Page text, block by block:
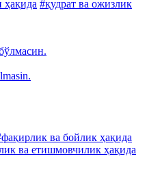
ҳақида #қудрат ва ожизлик
ва бойлик ҳақида
ва етишмовчилик ҳақида